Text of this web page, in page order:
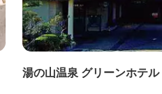
湯の山温泉 グリーンホテル